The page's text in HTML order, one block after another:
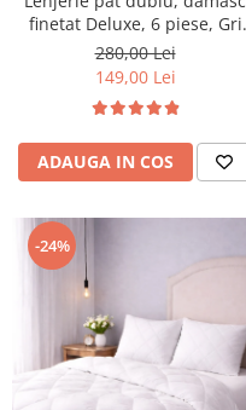
finetat Deluxe, 6 piese, Gri
Deschis
280,00 Lei
149,00 Lei
ADAUGA IN COS
-24%